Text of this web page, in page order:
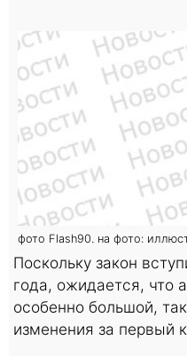
фото Flash90. на фото:
Поскольку закон
года, ожидается, что
особенно большой,
изменения за первый